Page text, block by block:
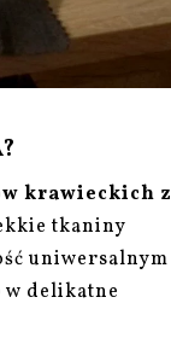
krawieckich z
tkaniny
uniwersalnym
w delikatne